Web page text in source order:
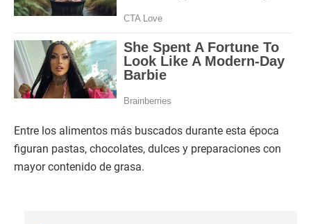
Entre los alimentos más buscados durante esta época
figuran pastas, chocolates, dulces y preparaciones con
mayor contenido de grasa.